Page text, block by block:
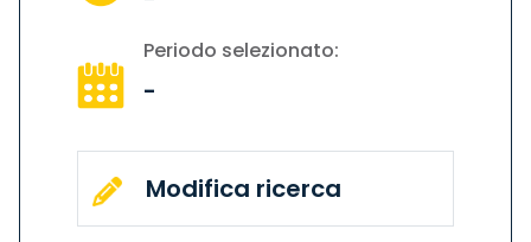
Periodo selezionato:
-
Modifica ricerca